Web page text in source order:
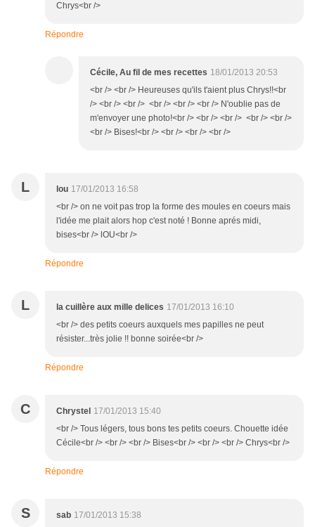
Chrys<br />
Répondre
Cécile, Au fil de mes recettes 18/01/2013 20:53
<br /> <br /> Heureuses qu'ils t'aient plus Chrys!!<br
/> <br /> <br /> <br /> <br /> <br /> N'oublie pas de
m'envoyer une photo!<br /> <br /> <br /> <br /> <br />
<br /> Bises!<br /> <br /> <br /> <br />
L lou 17/01/2013 16:58
<br /> on ne voit pas trop la forme des moules en coeurs mais
l'idée me plait alors hop c'est noté ! Bonne aprés midi,
bises<br /> lOU<br />
Répondre
L la cuillère aux mille delices 17/01/2013 16:10
<br /> des petits coeurs auxquels mes papilles ne peut
résister...très jolie !! bonne soirée<br />
Répondre
C Chrystel 17/01/2013 15:40
<br /> Tous légers, tous bons tes petits coeurs. Chouette idée
Cécile<br /> <br /> <br /> Bises<br /> <br /> <br /> Chrys<br />
Répondre
S sab 17/01/2013 15:38